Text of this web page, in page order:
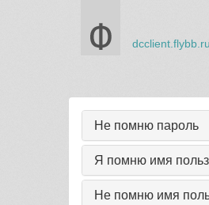
dcclient.flybb.ru
Не помню пароль
Я помню имя
Не помню имя